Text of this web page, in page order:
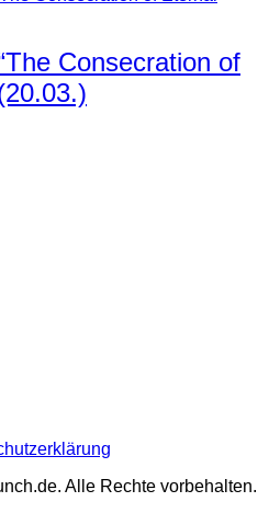
Consecration of
Alle Rechte vorbehalten.